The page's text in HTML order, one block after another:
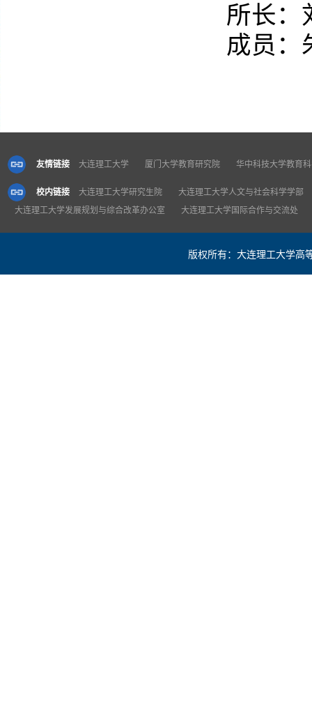
所长：
成员：
友情链接 大连理工大学 厦门大学教育研究院 华中科技大学教育
校内链接 大连理工大学研究生院
大连理工大学人文与社会科学学部
大连理工大学发展规划与综合改革办公室
大连理工大学国际合作与交流处
版权所有：大连理工大学高